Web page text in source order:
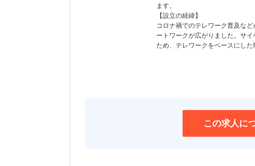
ます。
【設立の経緯】
コロナ禍でのテレワーク普及な
ートワークが広がりました。サ
ため、テレワークをベースにし
この求人に